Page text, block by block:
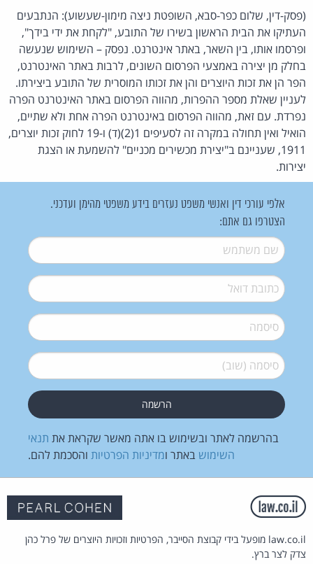
(פסק-דין, שלום כפר-סבא, השופטת ניצה מימון-שעשוע): הנתבעים
העתיקו את הבית הראשון בשירו של התובע, "לקחת את ידי בידך",
ופרסמו אותו, בין השאר, באתר אינטרנט. נפסק – השימוש שנעשה
בחלק מן יצירה באמצעי הפרסום השונים, לרבות באתר האינטרנט,
הפר הן את זכות היוצרים והן את זכותו המוסרית של התובע ביצירתו.
לעניין שאלת מספר ההפרות, מהווה הפרסום באתר האינטרנט הפרה
נפרדת. עם זאת, מהווה הפרסום באינטרנט הפרה אחת ולא שתיים,
הואיל ואין תחולה במקרה זה לסעיפים 1(2)(ד) ו-19 לחוק זכות יוצרים,
1911, שעניינם ב"יצירת מכשירים מכניים" להשמעת או הצגת
יצירות.
אלפי עורכי דין ואנשי משפט נעזרים בידע משפטי מהימן ועדכני.
הצטרפו גם אתם:
שם משתמש*
דואל*
סיסמה*
סיסמה (שוב)*
בהרשמה לאתר ובשימוש בו אתה מאשר שקראת את תנאי
השימוש באתר ומדיניות הפרטיות והסכמת להם.
law.co.il מופעל בידי קבוצת הסייבר, הפרטיות וזכויות היוצרים של פרל כהן
צדק לצר ברץ.